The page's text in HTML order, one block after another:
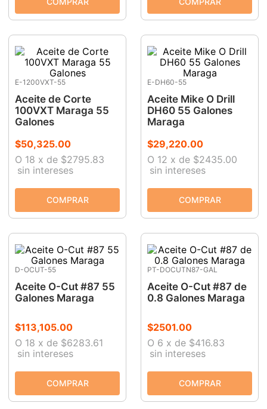
E-1200VXT-55
Aceite de Corte
100VXT Maraga 55
Galones
$50,325.00
O 18 x de $2795.83
sin intereses
E-DH60-55
Aceite Mike O Drill
DH60 55 Galones
Maraga
$29,220.00
O 12 x de $2435.00
sin intereses
D-OCUT-55
Aceite O-Cut #87 55
Galones Maraga
$113,105.00
O 18 x de $6283.61
sin intereses
PT-DOCUTN87-GAL
Aceite O-Cut #87 de
0.8 Galones Maraga
$2501.00
O 6 x de $416.83
sin intereses